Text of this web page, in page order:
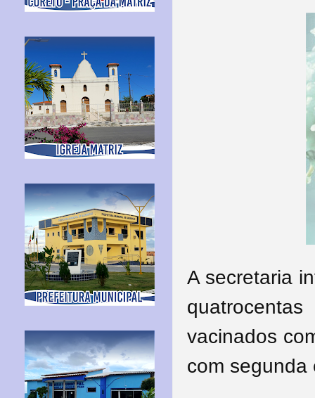
A secretaria
vacinados
com segunda